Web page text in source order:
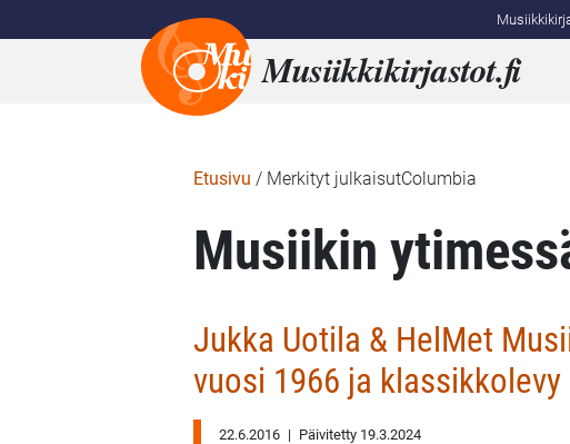
Musiikkikirjastot.fi
Etusivu / Merkityt julkaisutColumbia
Musiikin
Jukka Uotila & HelMet
vuosi 1966 ja klassikkolevy
22.6.2016 | Päivitetty 19.3.2024